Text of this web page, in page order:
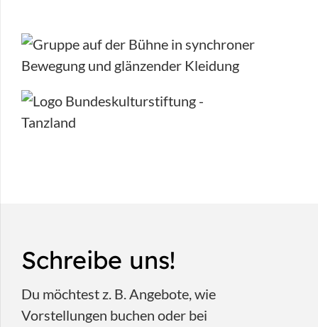
Schreibe uns!
Du möchtest z. B. Angebote, wie
Vorstellungen buchen oder bei